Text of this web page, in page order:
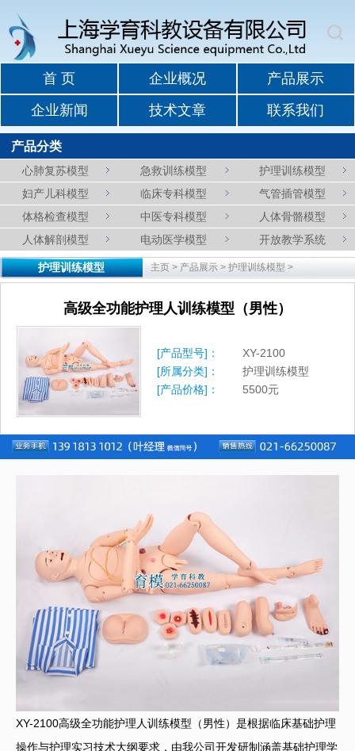
首 页 企业概况 产品展示
企业新闻 技术文章 联系我们
产品分类
心肺复苏模型 急救训练模型
护理训练模型
妇产儿科模型
临床专科模型
气管插管模型
体格检查模型
中医专科模型
人体骨骼模型
人体解剖模型
电动医学模型 开放教学系统
护理训练模型 主页 > 产品展示 > 护理训练模型 >
高级全功能护理人训练模型（男性）
[产品型号]：
XY-2100
[所属分类]：
护理训练模型
[产品价格]：
5500元
XY-2100高级全功能护理人训练模型（男性）是根据临床基础护理
操作与护理实习技术大纲要求，由我公司开发研制涵盖基础护理学